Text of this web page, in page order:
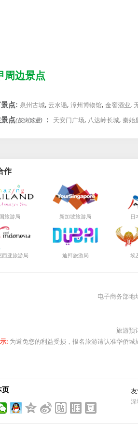
周边景点
点: 泉州古城, 云水谣, 漳州博物馆, 金窖酒业,
点(按浏览量) ： 天安门广场, 八达岭长城, 秦始
作
旅游局 新加坡旅游局 日
西亚旅游局 迪拜旅游局 埃
电子商务部地
旅游预
: 为避免您的利益受损，报名旅游请认准华侨
页
深